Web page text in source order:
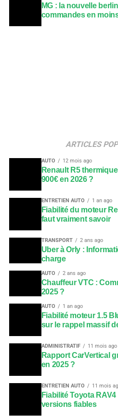
MG : la nouvelle
commandes en
ARTICLES
AUTO 12 mois ago
Renault R5
900€ en 2026 ?
ENTRETIEN AUTO 1 an ago
Fiabilité du moteur
faut vraiment savoir
TRANSPORT 2 ans ago
Uber à Orly :
charge
AUTO 2 ans ago
Chauffeur VTC :
2025 ?
AUTO 1 an ago
Fiabilité moteur 1.5
sur le rappel massif
ADMINISTRATIF 11 mois ago
Rapport CarVertical
en 2025 ?
ENTRETIEN AUTO 11 mois
Fiabilité Toyota
versions fiables